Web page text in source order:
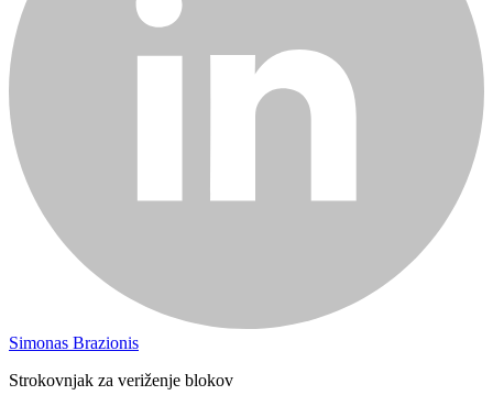
Simonas Brazionis
Strokovnjak za veriženje blokov